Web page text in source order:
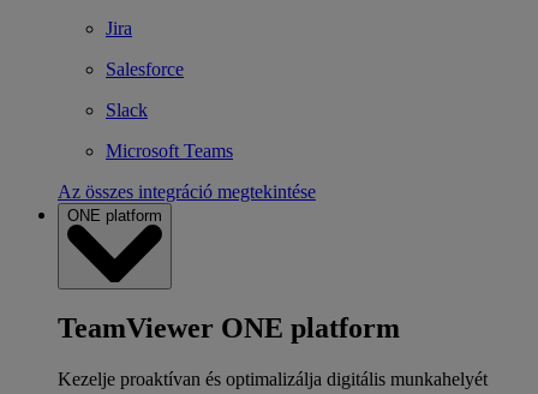
Jira
Salesforce
Slack
Microsoft Teams
Az összes integráció megtekintése
ONE platform
TeamViewer ONE platform
Kezelje proaktívan és optimalizálja digitális munkahelyét